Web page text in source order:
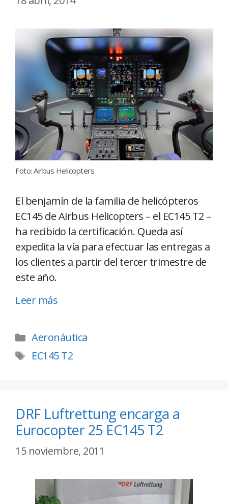
Foto: Airbus Helicopters
El benjamín de la familia de helicópteros
EC145 de Airbus Helicopters – el EC145 T2 –
ha recibido la certificación. Queda así
expedita la vía para efectuar las entregas a
los clientes a partir del tercer trimestre de
este año.
Leer más
Aeronáutica
EC145 T2
DRF Luftrettung encarga a
Eurocopter 25 EC145 T2
15 noviembre, 2011